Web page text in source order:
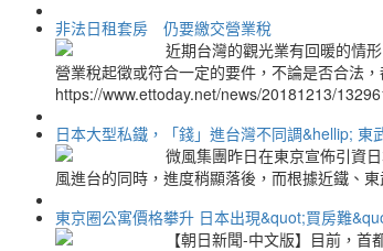
非法日租套房 仍要繳交營業稅
近期台灣的觀光業有回暖的情
營業稅起徵或符合一定的要件，不論是否合法
https://www.ettoday.net/news/20181213/
日本大型私鐵，「錢」進台灣不同調&hellip; 東
微風集團昨日在東京宣佈引資
風進台的同時，進度稍顯落後，而根據近鐵、
東京圈公寓價格攀升 日本出現&quot;買房難
【朝日新聞-中文版】目前，